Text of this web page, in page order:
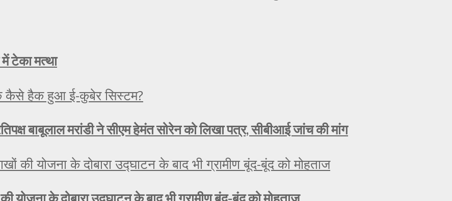
में टेका मत्था
बाबूलाल मरांडी ने सीएम हेमंत सोरेन को लिखा पत्र, सीबीआई जांच की मांग
की योजना के दोबारा उद्घाटन के बाद भी ग्रामीण बूंद-बूंद को मोहताज